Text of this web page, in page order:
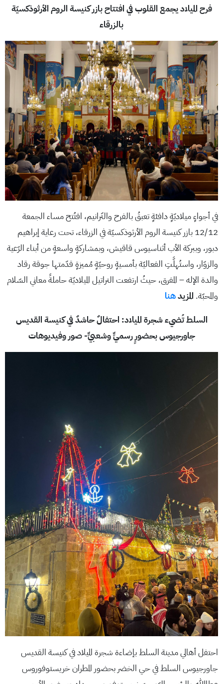
فرح الميلاد يجمع القلوب في افتتاح بازر كنيسة الروم الأرثوذكسيّة
بالزرقاء
في أجواءٍ ميلاديّةٍ دافئةٍ تعبقُ بالفرح والتّرانيم، افتُتح مساء الجمعة
12/12 بازر كنيسة الروم الأرثوذكسيّة في الزرقاء، تحت رعاية إبراهيم
دبور، وببركة الأب أثناسيوس قاقيش، وبمشاركةٍ واسعةٍ من أبناء الرّعية
والزوّار، واستُهلَّتِ الفعاليّة بأمسيةٍ روحيّةٍ مُميزةٍ قدّمتها جوقة رقاد
والدة الإله – المفرق، حيثُ ارتفعت التراتيل الميلاديّة حاملةً معاني السّلام
والمحبّة. المزيدهنا
السلط تُضيء شجرة الميلاد: احتفالٌ حاشدٌ في كنيسة القديس
جاورجيوس بحضورٍ رسميٍّ وشعبيٍّ- صور وفيديوهات
احتفل أهالي مدينة السلط بإضاءة شجرة الميلاد في كنيسة القديس
جاورجيوس السلط في حي الخضر بحضور المطران خريستوفوروس